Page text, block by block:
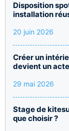
Disposition
installation
20 juin 2026
Créer un
devient un
29 mai 2026
Stage de
que choisir ?